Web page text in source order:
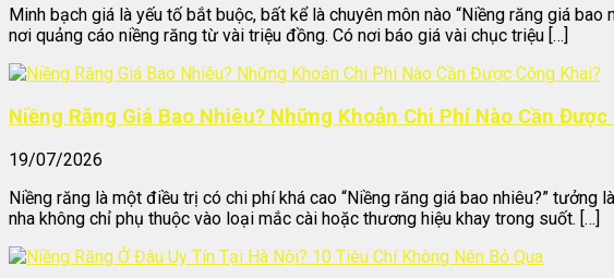
Minh bạch giá là yếu tố bắt buộc, bất kể là chuyên môn nào “Niềng răng giá
nơi quảng cáo niềng răng từ vài triệu đồng. Có nơi báo giá vài chục triệu […]
Niềng Răng Giá Bao Nhiêu? Những Khoản Chi Phí Nào Cần Được
19/07/2026
Niềng răng là một điều trị có chi phí khá cao “Niềng răng giá bao nhiêu?”
nha không chỉ phụ thuộc vào loại mắc cài hoặc thương hiệu khay trong suốt. […]